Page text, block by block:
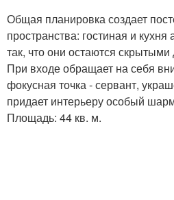
Общая планировка создает
пространства: гостиная и
так, что они остаются скрытыми
При входе обращает на себя
фокусная точка - сервант,
придает интерьеру особый
Площадь: 44 кв. м.